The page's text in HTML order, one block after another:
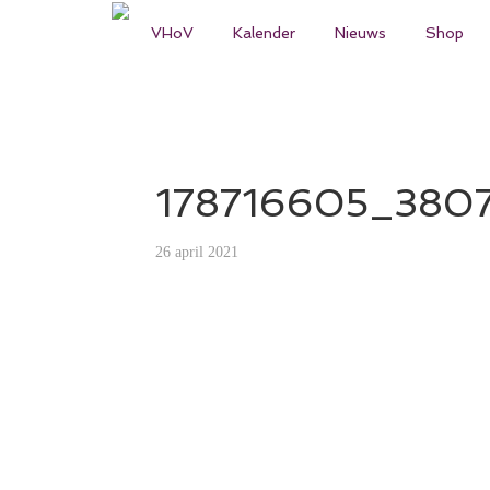
VHoV Kalender Nieuws Shop
26 april 2021